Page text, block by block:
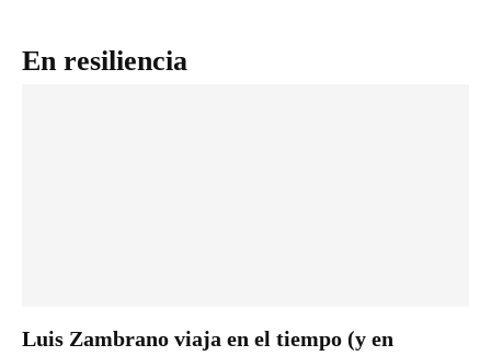
En resiliencia
Luis Zambrano viaja en el tiempo (y en